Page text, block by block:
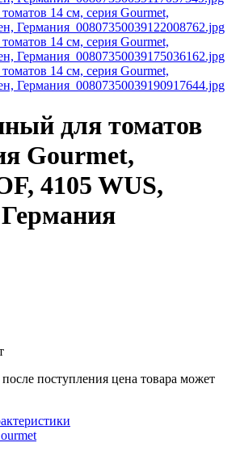
для томатов
Gourmet,
4105 WUS,
поступления цена товара может